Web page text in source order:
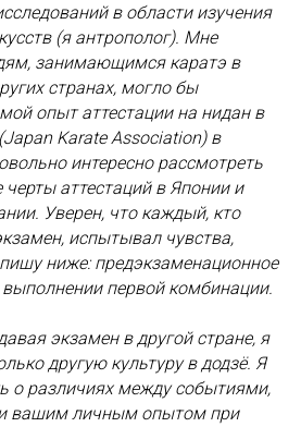
в области изучения
(я антрополог). Мне
занимающимся каратэ в
странах, могло бы
опыт аттестации на нидан в
Karate Association) в
интересно рассмотреть
аттестаций в Японии и
Уверен, что каждый, кто
испытывал чувства,
ниже: предэкзаменационное
выполнении первой комбинации.
экзамен в другой стране, я
другую культуру в додзё. Я
о различиях между событиями,
вашим личным опытом при